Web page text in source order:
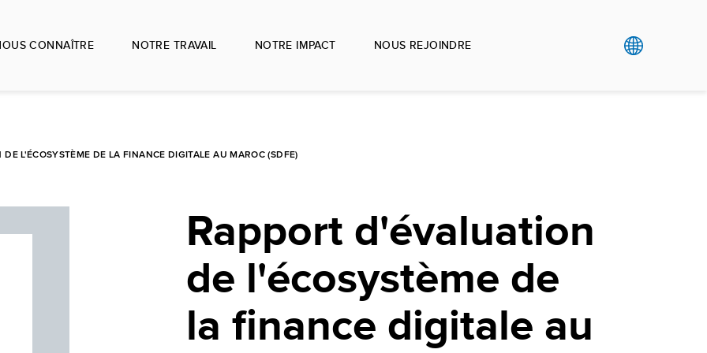
CONNAÎTRE NOTRE TRAVAIL NOTRE IMPACT NOUS REJOINDRE
L'ÉCOSYSTÈME DE LA FINANCE DIGITALE AU MAROC (SDFE)
Rapport d'évaluation
de l'écosystème de
la finance digitale au